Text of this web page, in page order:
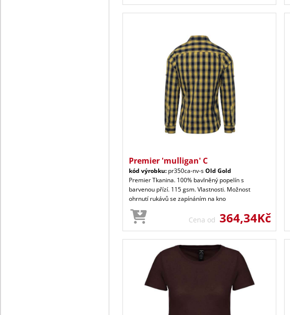
Premier 'mulligan' C
kód výrobku: pr350ca-nv-sOld Gold
Premier Tkanina. 100% bavlněný popelín s
barvenou přízí. 115 gsm. Vlastnosti. Možnost
ohrnutí rukávů se zapínáním na kno
Cena od 364,34Kč